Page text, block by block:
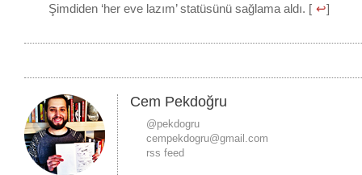
Şimdiden ‘her eve lazım’ statüsünü sağlama aldı. [ ↩]
Cem Pekdoğru
@pekdogru
cempekdogru@gmail.com
rss feed